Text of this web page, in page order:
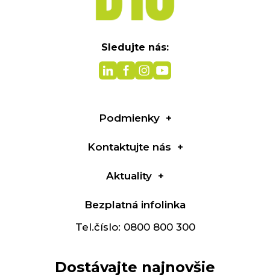
Sledujte nás:
Podmienky
Kontaktujte nás
Aktuality
Bezplatná infolinka
Tel.číslo: 0800 800 300
Dostávajte najnovšie